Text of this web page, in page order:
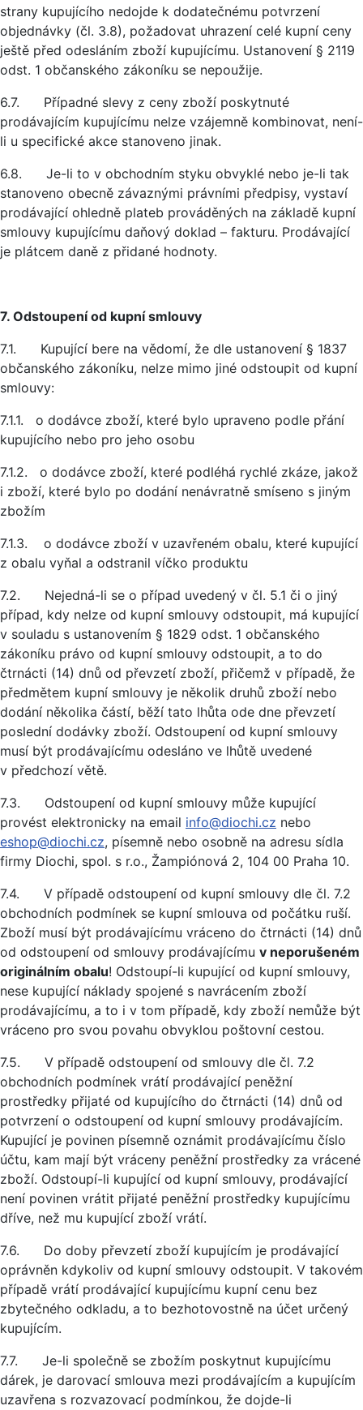
strany kupujícího nedojde k dodatečnému potvrzení
objednávky (čl. 3.8), požadovat uhrazení celé kupní ceny
ještě před odesláním zboží kupujícímu. Ustanovení § 2119
odst. 1 občanského zákoníku se nepoužije.
6.7. Případné slevy z ceny zboží poskytnuté
prodávajícím kupujícímu nelze vzájemně kombinovat, není-
li u specifické akce stanoveno jinak.
6.8. Je-li to v obchodním styku obvyklé nebo je-li tak
stanoveno obecně závaznými právními předpisy, vystaví
prodávající ohledně plateb prováděných na základě kupní
smlouvy kupujícímu daňový doklad – fakturu. Prodávající
je plátcem daně z přidané hodnoty.
7. Odstoupení od kupní smlouvy
7.1. Kupující bere na vědomí, že dle ustanovení § 1837
občanského zákoníku, nelze mimo jiné odstoupit od kupní
smlouvy:
7.1.1. o dodávce zboží, které bylo upraveno podle přání
kupujícího nebo pro jeho osobu
7.1.2. o dodávce zboží, které podléhá rychlé zkáze, jakož
i zboží, které bylo po dodání nenávratně smíseno s jiným
zbožím
7.1.3. o dodávce zboží v uzavřeném obalu, které kupující
z obalu vyňal a odstranil víčko produktu
7.2. Nejedná-li se o případ uvedený v čl. 5.1 či o jiný
případ, kdy nelze od kupní smlouvy odstoupit, má kupující
v souladu s ustanovením § 1829 odst. 1 občanského
zákoníku právo od kupní smlouvy odstoupit, a to do
čtrnácti (14) dnů od převzetí zboží, přičemž v případě, že
předmětem kupní smlouvy je několik druhů zboží nebo
dodání několika částí, běží tato lhůta ode dne převzetí
poslední dodávky zboží. Odstoupení od kupní smlouvy
musí být prodávajícímu odesláno ve lhůtě uvedené
v předchozí větě.
7.3. Odstoupení od kupní smlouvy může kupující
provést elektronicky na email info@diochi.cz nebo
eshop@diochi.cz, písemně nebo osobně na adresu sídla
firmy Diochi, spol. s r.o., Žampiónová 2, 104 00 Praha 10.
7.4. V případě odstoupení od kupní smlouvy dle čl. 7.2
obchodních podmínek se kupní smlouva od počátku ruší.
Zboží musí být prodávajícímu vráceno do čtrnácti (14) dnů
od odstoupení od smlouvy prodávajícímu v neporušeném
originálním obalu! Odstoupí-li kupující od kupní smlouvy,
nese kupující náklady spojené s navrácením zboží
prodávajícímu, a to i v tom případě, kdy zboží nemůže být
vráceno pro svou povahu obvyklou poštovní cestou.
7.5. V případě odstoupení od smlouvy dle čl. 7.2
obchodních podmínek vrátí prodávající peněžní
prostředky přijaté od kupujícího do čtrnácti (14) dnů od
potvrzení o odstoupení od kupní smlouvy prodávajícím.
Kupující je povinen písemně oznámit prodávajícímu číslo
účtu, kam mají být vráceny peněžní prostředky za vrácené
zboží. Odstoupí-li kupující od kupní smlouvy, prodávající
není povinen vrátit přijaté peněžní prostředky kupujícímu
dříve, než mu kupující zboží vrátí.
7.6. Do doby převzetí zboží kupujícím je prodávající
oprávněn kdykoliv od kupní smlouvy odstoupit. V takovém
případě vrátí prodávající kupujícímu kupní cenu bez
zbytečného odkladu, a to bezhotovostně na účet určený
kupujícím.
7.7. Je-li společně se zbožím poskytnut kupujícímu
dárek, je darovací smlouva mezi prodávajícím a kupujícím
uzavřena s rozvazovací podmínkou, že dojde-li